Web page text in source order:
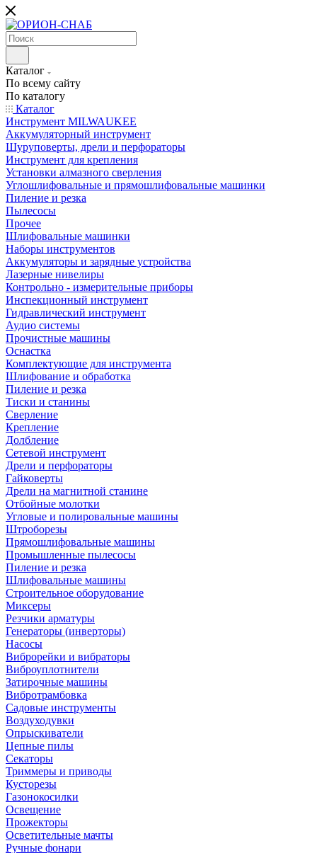
Каталог
По всему сайту
По каталогу
Каталог
Инструмент MILWAUKEE
Аккумуляторный инструмент
Шуруповерты, дрели и перфораторы
Инструмент для крепления
Установки алмазного сверления
Углошлифовальные и прямошлифовальные машинки
Пиление и резка
Пылесосы
Прочее
Шлифовальные машинки
Наборы инструментов
Аккумуляторы и зарядные устройства
Лазерные нивелиры
Контрольно - измерительные приборы
Инспекционный инструмент
Гидравлический инструмент
Аудио системы
Прочистные машины
Оснастка
Комплектующие для инструмента
Шлифование и обработка
Пиление и резка
Тиски и станины
Сверление
Крепление
Долбление
Сетевой инструмент
Дрели и перфораторы
Гайковерты
Дрели на магнитной станине
Отбойные молотки
Угловые и полировальные машины
Штроборезы
Прямошлифовальные машины
Промышленные пылесосы
Пиление и резка
Шлифовальные машины
Строительное оборудование
Миксеры
Резчики арматуры
Генераторы (инверторы)
Насосы
Виброрейки и вибраторы
Виброуплотнители
Затирочные машины
Вибротрамбовка
Садовые инструменты
Воздуходувки
Опрыскиватели
Цепные пилы
Секаторы
Триммеры и приводы
Кусторезы
Газонокосилки
Освещение
Прожекторы
Осветительные мачты
Ручные фонари